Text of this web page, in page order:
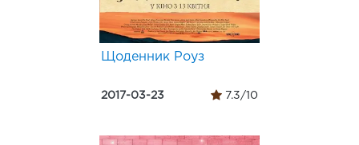
Щоденник Роуз
2017-03-23 7.3/10